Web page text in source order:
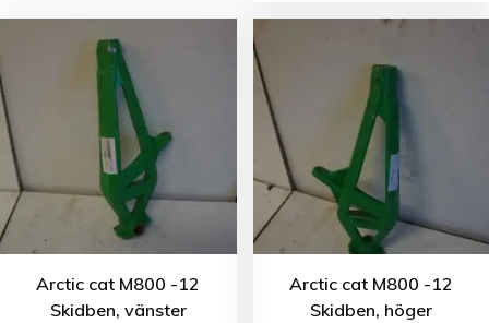
Arctic cat M800 -12
Skidben, vänster
Arctic cat M800 -12
Skidben, höger